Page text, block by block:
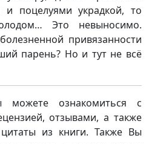
и поцелуями украдкой, то
Это невыносимо.
привязанности
парень? Но и тут не всё
ознакомиться с
отзывами, а также
из книги. Также Вы